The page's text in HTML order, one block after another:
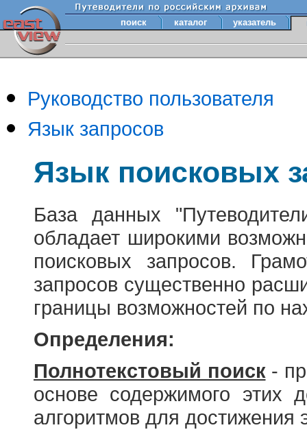
поиск каталог указатель
Руководство пользователя
Язык запросов
Язык поисковых
База данных
обладает широкими
поисковых запросов.
запросов существенно
границы возможностей по
Определения:
Полнотекстовый поиск-
основе содержимого этих
алгоритмов для достижения